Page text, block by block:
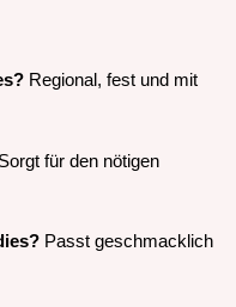
Regional, fest und mit
Sorgt für den nötigen
Passt geschmacklich